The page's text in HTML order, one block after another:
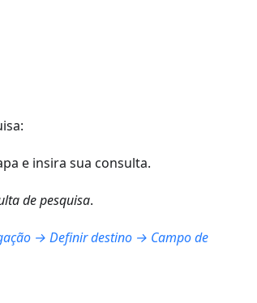
e insira sua consulta.
de pesquisa.
→ Definir destino → Campo de